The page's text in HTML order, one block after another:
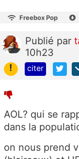
Freebox Pop
Publié par
10h23
!
citer
AOL? qui se
dans la
on nous prend